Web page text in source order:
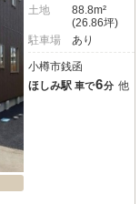
土地
88.8m²
(26.86坪)
駐車場
あり
小樽市銭函
ほしみ駅 車で6分 他